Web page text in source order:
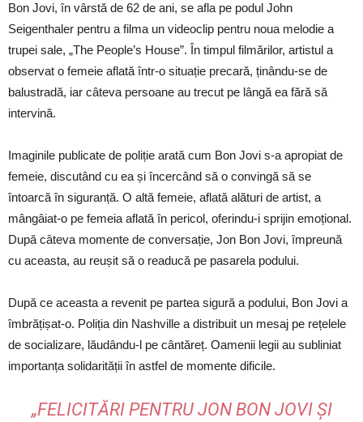
Bon Jovi, în vârstă de 62 de ani, se afla pe podul John
Seigenthaler pentru a filma un videoclip pentru noua melodie a
trupei sale, „The People’s House”. În timpul filmărilor, artistul a
observat o femeie aflată într-o situație precară, ținându-se de
balustradă, iar câteva persoane au trecut pe lângă ea fără să
intervină.
Imaginile publicate de poliție arată cum Bon Jovi s-a apropiat de
femeie, discutând cu ea și încercând să o convingă să se
întoarcă în siguranță. O altă femeie, aflată alături de artist, a
mângâiat-o pe femeia aflată în pericol, oferindu-i sprijin emoțional.
După câteva momente de conversație, Jon Bon Jovi, împreună
cu aceasta, au reușit să o readucă pe pasarela podului.
După ce aceasta a revenit pe partea sigură a podului, Bon Jovi a
îmbrățișat-o. Poliția din Nashville a distribuit un mesaj pe rețelele
de socializare, lăudându-l pe cântăreț. Oamenii legii au subliniat
importanța solidarității în astfel de momente dificile.
„FELICITĂRI PENTRU JON BON JOVI ȘI